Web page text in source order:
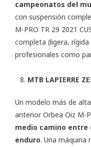
campeonatos del
con suspensión
M-PRO TR 29 2021
completa (ligera,
profesionales como
MTB LAPIERRE
Un modelo más de
anterior Orbea Oiz M-
medio camino entre
enduro. Una máquina